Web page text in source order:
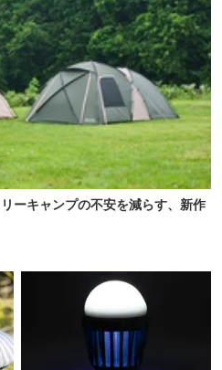
ーキャンプの不安を減らす、新作